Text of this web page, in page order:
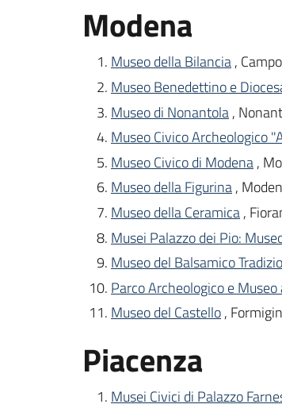
Modena
Museo della Bilancia,
Museo Benedettino e
Museo di Nonantola,
Museo Civico Archeologico
Museo Civico di Modena,
Museo della Figurina,
Museo della Ceramica,
Musei Palazzo dei Pio:
Museo del Balsamico
Parco Archeologico e
Museo del Castello,
Piacenza
Musei Civici di Palazzo